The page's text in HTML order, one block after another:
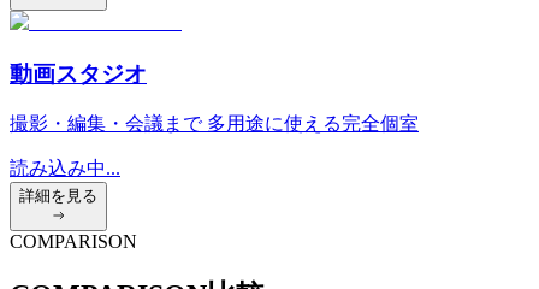
動画スタジオ
撮影・編集・会議まで 多用途に使える完全個室
読み込み中...
詳細を見る
COMPARISON